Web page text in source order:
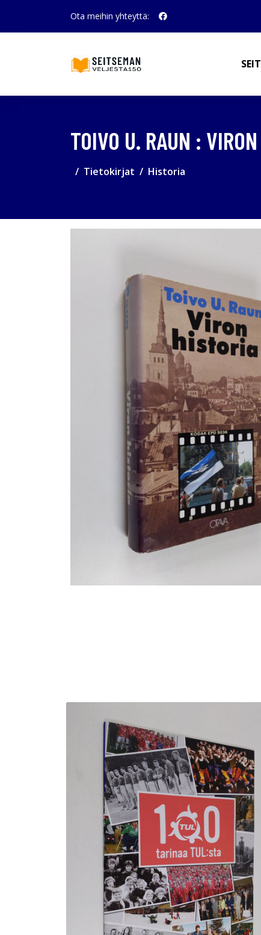
Ota meihin yhteyttä:
TOIVO U. RAUN :
Tietokirjat Historia